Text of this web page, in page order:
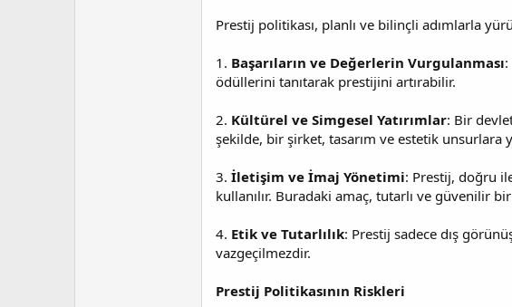
Prestij politikası, planlı ve bilinçli adımlarla
1. Başarıların ve Değerlerin Vurgulanması
ödüllerini tanıtarak prestijini artırabilir.
2. Kültürel ve Simgesel Yatırımlar: Bir
şekilde, bir şirket, tasarım ve estetik unsurlara
3. İletişim ve İmaj Yönetimi: Prestij, doğru
kullanılır. Buradaki amaç, tutarlı ve güvenilir
4. Etik ve Tutarlılık: Prestij sadece dış
vazgeçilmezdir.
Prestij Politikasının Riskleri